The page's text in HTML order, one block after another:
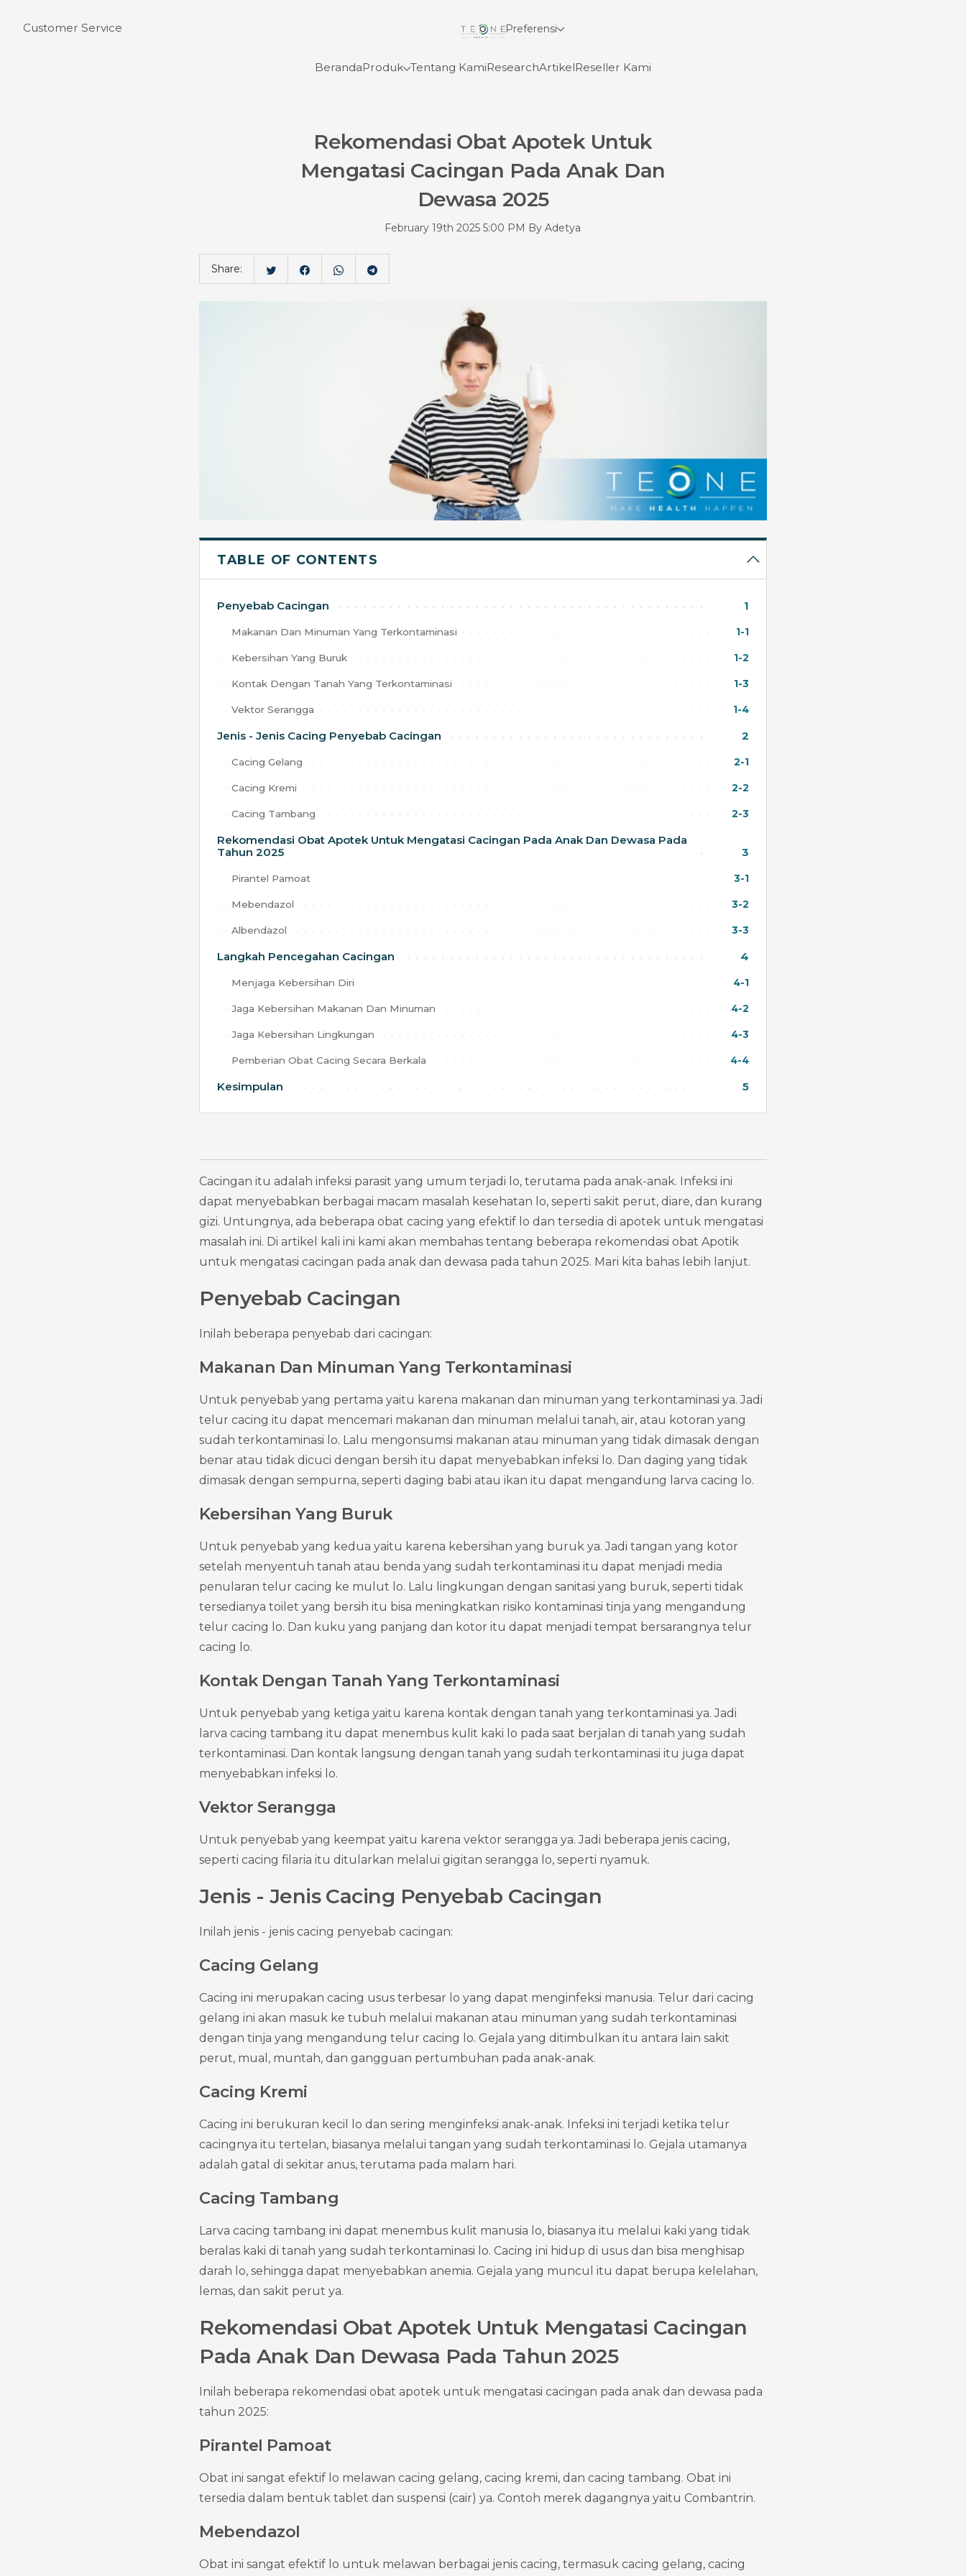
Customer Service
BerandaProduk
Betterdays
Tentang KamiResearchArtikelReseller Kami
Preferensi
Mata Uang
Betterdays
Lihat Detail
Glomore
Lihat Detail
Rekomendasi Obat Apotek Untuk
Mengatasi Cacingan Pada Anak Dan
Dewasa 2025
February 19th 2025 5:00 PM By Adetya
Share:
TABLE OF CONTENTS
Penyebab Cacingan 1
Makanan Dan Minuman Yang Terkontaminasi 1-1
Kebersihan Yang Buruk 1-2
Kontak Dengan Tanah Yang Terkontaminasi 1-3
Vektor Serangga 1-4
Jenis - Jenis Cacing Penyebab Cacingan 2
Cacing Gelang 2-1
Cacing Kremi 2-2
Cacing Tambang 2-3
Rekomendasi Obat Apotek Untuk Mengatasi Cacingan Pada Anak Dan Dewasa Pada
Tahun 2025
3
Pirantel Pamoat 3-1
Mebendazol 3-2
Albendazol 3-3
Langkah Pencegahan Cacingan 4
Menjaga Kebersihan Diri 4-1
Jaga Kebersihan Makanan Dan Minuman 4-2
Jaga Kebersihan Lingkungan 4-3
Pemberian Obat Cacing Secara Berkala 4-4
Kesimpulan 5
Cacingan itu adalah infeksi parasit yang umum terjadi lo, terutama pada anak-anak. Infeksi ini
dapat menyebabkan berbagai macam masalah kesehatan lo, seperti sakit perut, diare, dan kurang
gizi. Untungnya, ada beberapa obat cacing yang efektif lo dan tersedia di apotek untuk mengatasi
masalah ini. Di artikel kali ini kami akan membahas tentang beberapa rekomendasi obat Apotik
untuk mengatasi cacingan pada anak dan dewasa pada tahun 2025. Mari kita bahas lebih lanjut.
Penyebab Cacingan
Inilah beberapa penyebab dari cacingan:
Makanan Dan Minuman Yang Terkontaminasi
Untuk penyebab yang pertama yaitu karena makanan dan minuman yang terkontaminasi ya. Jadi
telur cacing itu dapat mencemari makanan dan minuman melalui tanah, air, atau kotoran yang
sudah terkontaminasi lo. Lalu mengonsumsi makanan atau minuman yang tidak dimasak dengan
benar atau tidak dicuci dengan bersih itu dapat menyebabkan infeksi lo. Dan daging yang tidak
dimasak dengan sempurna, seperti daging babi atau ikan itu dapat mengandung larva cacing lo.
Kebersihan Yang Buruk
Untuk penyebab yang kedua yaitu karena kebersihan yang buruk ya. Jadi tangan yang kotor
setelah menyentuh tanah atau benda yang sudah terkontaminasi itu dapat menjadi media
penularan telur cacing ke mulut lo. Lalu lingkungan dengan sanitasi yang buruk, seperti tidak
tersedianya toilet yang bersih itu bisa meningkatkan risiko kontaminasi tinja yang mengandung
telur cacing lo. Dan kuku yang panjang dan kotor itu dapat menjadi tempat bersarangnya telur
cacing lo.
Kontak Dengan Tanah Yang Terkontaminasi
Untuk penyebab yang ketiga yaitu karena kontak dengan tanah yang terkontaminasi ya. Jadi
larva cacing tambang itu dapat menembus kulit kaki lo pada saat berjalan di tanah yang sudah
terkontaminasi. Dan kontak langsung dengan tanah yang sudah terkontaminasi itu juga dapat
menyebabkan infeksi lo.
Vektor Serangga
Untuk penyebab yang keempat yaitu karena vektor serangga ya. Jadi beberapa jenis cacing,
seperti cacing filaria itu ditularkan melalui gigitan serangga lo, seperti nyamuk.
Jenis - Jenis Cacing Penyebab Cacingan
Inilah jenis - jenis cacing penyebab cacingan:
Cacing Gelang
Cacing ini merupakan cacing usus terbesar lo yang dapat menginfeksi manusia. Telur dari cacing
gelang ini akan masuk ke tubuh melalui makanan atau minuman yang sudah terkontaminasi
dengan tinja yang mengandung telur cacing lo. Gejala yang ditimbulkan itu antara lain sakit
perut, mual, muntah, dan gangguan pertumbuhan pada anak-anak.
Cacing Kremi
Cacing ini berukuran kecil lo dan sering menginfeksi anak-anak. Infeksi ini terjadi ketika telur
cacingnya itu tertelan, biasanya melalui tangan yang sudah terkontaminasi lo. Gejala utamanya
adalah gatal di sekitar anus, terutama pada malam hari.
Cacing Tambang
Larva cacing tambang ini dapat menembus kulit manusia lo, biasanya itu melalui kaki yang tidak
beralas kaki di tanah yang sudah terkontaminasi lo. Cacing ini hidup di usus dan bisa menghisap
darah lo, sehingga dapat menyebabkan anemia. Gejala yang muncul itu dapat berupa kelelahan,
lemas, dan sakit perut ya.
Rekomendasi Obat Apotek Untuk Mengatasi Cacingan
Pada Anak Dan Dewasa Pada Tahun 2025
Inilah beberapa rekomendasi obat apotek untuk mengatasi cacingan pada anak dan dewasa pada
tahun 2025:
Pirantel Pamoat
Obat ini sangat efektif lo melawan cacing gelang, cacing kremi, dan cacing tambang. Obat ini
tersedia dalam bentuk tablet dan suspensi (cair) ya. Contoh merek dagangnya yaitu Combantrin.
Mebendazol
Obat ini sangat efektif lo untuk melawan berbagai jenis cacing, termasuk cacing gelang, cacing